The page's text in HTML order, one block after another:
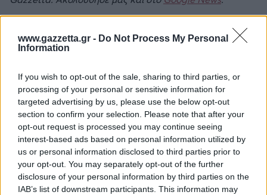
www.gazzetta.gr - Do Not Process My Personal
Information
If you wish to opt-out of the sale, sharing to third parties, or
processing of your personal or sensitive information for
targeted advertising by us, please use the below opt-out
section to confirm your selection. Please note that after your
opt-out request is processed you may continue seeing
interest-based ads based on personal information utilized by
us or personal information disclosed to third parties prior to
your opt-out. You may separately opt-out of the further
disclosure of your personal information by third parties on the
IAB’s list of downstream participants. This information may
Για να προσθέσεις το σχόλιο
σου πρέπει να συνδεθείς
στο my gazzetta!
Εγγραφή Σύνδεση